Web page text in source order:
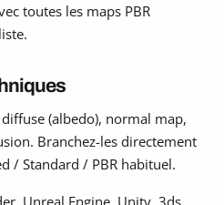
toutes les maps PBR
(albedo), normal map,
Branchez-les directement
/ Standard / PBR habituel.
Unreal Engine, Unity, 3ds